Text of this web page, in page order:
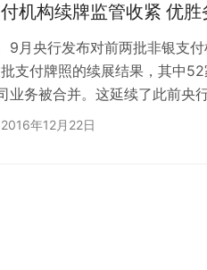
机构续牌监管收紧 优胜
9月央行发布对前两批非银支
支付牌照的续展结果，其中
业务被合并。这延续了此前央
一趋势下，现存牌照的价值将
2016年12月22日